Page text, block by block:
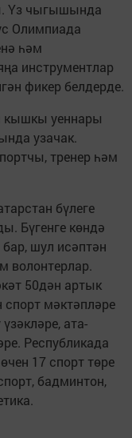
Үз чыгышында
Олимпиада
һәм
инструментлар
фикер белдерде.
кышкы уеннары
узачак.
тренер һәм
бүлеге
Бүгенге көндә
шул исәптән
волонтерлар.
50дән артык
мәктәпләре
ата-
Республикада
17 спорт төре
бадминтон,